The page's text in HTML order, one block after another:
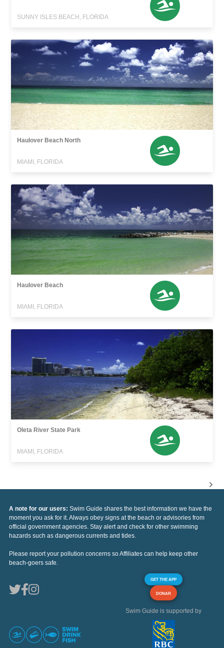
SUNNY ISLES BEACH, FLORIDA
Haulover Beach North
MIAMI, FLORIDA
Haulover Beach
MIAMI, FLORIDA
Oleta River State Park
MIAMI, FLORIDA
A note for our users: Swim Guide shares the best information we have the
moment you ask for it. Always obey signs at the beach or advisories from
official government agencies. Stay alert and check for other swimming
hazards such as dangerous currents and tides.
Please report your pollution concerns so Affiliates can help keep other
beach-goers safe.
GET THE APP
DONAR
Swim Guide is supported by